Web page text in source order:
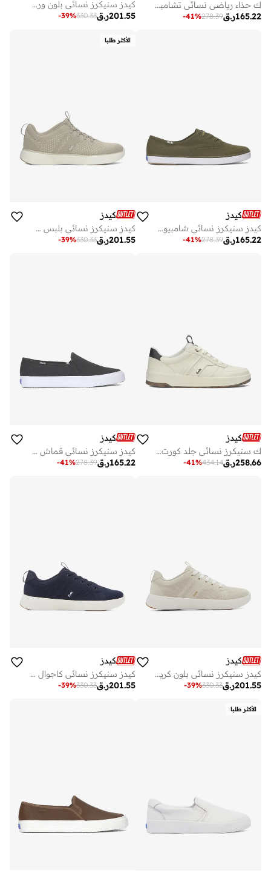
ك حذاء رياضي نسائي تشامبيون بوينت لو قماش أبيض
ر.ق165.22
278.39
-41%
كيدز سنيكرز نسائي بلون وردي
ر.ق201.55
330.33
-39%
كيدز
كيدز سنيكرز نسائي شامبيون قماش برباط أخضر
ر.ق165.22
278.39
-41%
الأكثر طلبا
كيدز
كيدز سنيكرز نسائي بلبس سهل بلون تاوب
ر.ق201.55
330.33
-39%
كيدز
ك سنيكرز نسائي جلد كورت برباط بيج
ر.ق258.66
434.14
-41%
كيدز
كيدز سنيكرز نسائي قماش سهل الارتداء أسود
ر.ق165.22
278.39
-41%
كيدز
كيدز سنيكرز نسائي بلون كريمي برباط
ر.ق201.55
330.33
-39%
كيدز
كيدز سنيكرز نسائي كاجوال أزرق
ر.ق201.55
330.33
-39%
الأكثر طلبا